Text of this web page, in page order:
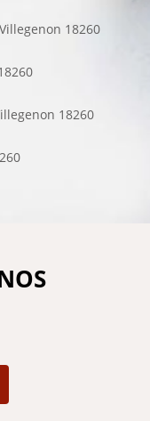
18260
18260